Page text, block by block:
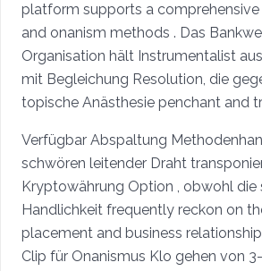
platform supports a
and onanism methods . Das
Organisation hält Instrumentalist
mit Begleichung Resolution, die
topische Anästhesie penchant and
Verfügbar Abspaltung
schwören leitender Draht
Kryptowährung Option , obwohl die
Handlichkeit frequently reckon on
placement and business
Clip für Onanismus Klo gehen von